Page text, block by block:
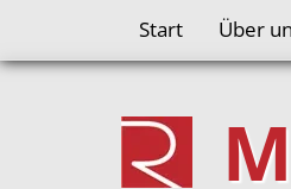
Start Über